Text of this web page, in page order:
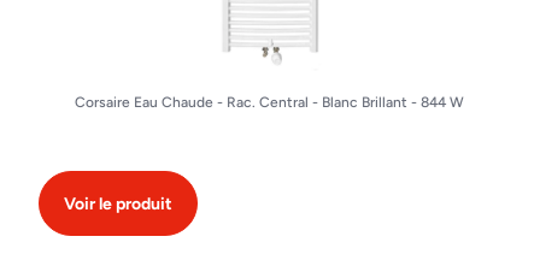
Corsaire Eau Chaude - Rac. Central - Blanc Brillant - 844 W
Voir le produit